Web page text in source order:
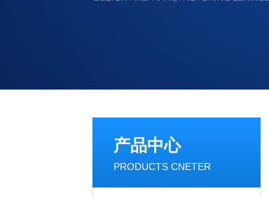
产品中心
PRODUCTS CNETER